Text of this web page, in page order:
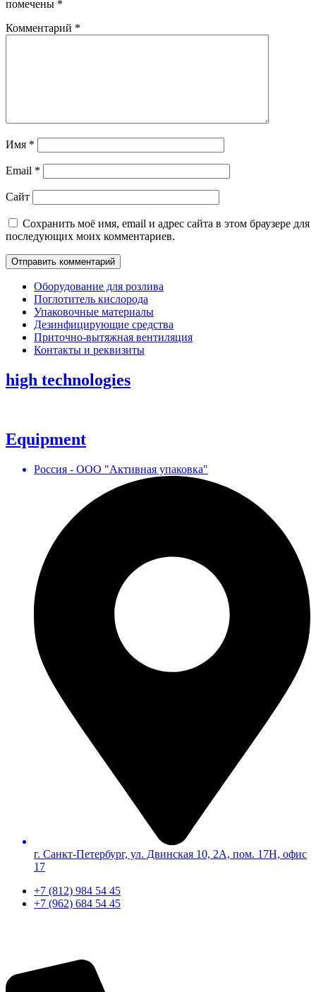
помечены *
Комментарий *
Имя *
Email *
Сайт
Сохранить моё имя, email и адрес сайта в этом браузере для
последующих моих комментариев.
Оборудование для розлива
Поглотитель кислорода
Упаковочные материалы
Дезинфицирующие средства
Приточно-вытяжная вентиляция
Контакты и реквизиты
high technologies
Equipment
Россия - ООО "Активная упаковка"
г. Санкт-Петербург, ул. Двинская 10, 2А, пом. 17Н, офис
17
+7 (812) 984 54 45
+7 (962) 684 54 45